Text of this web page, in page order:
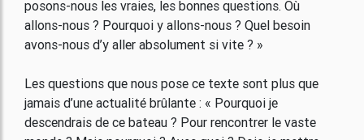
posons-nous les vraies, les bonnes questions. Où
allons-nous ? Pourquoi y allons-nous ? Quel besoin
avons-nous d’y aller absolument si vite ? »
Les questions que nous pose ce texte sont plus que
jamais d’une actualité brûlante : « Pourquoi je
descendrais de ce bateau ? Pour rencontrer le vaste